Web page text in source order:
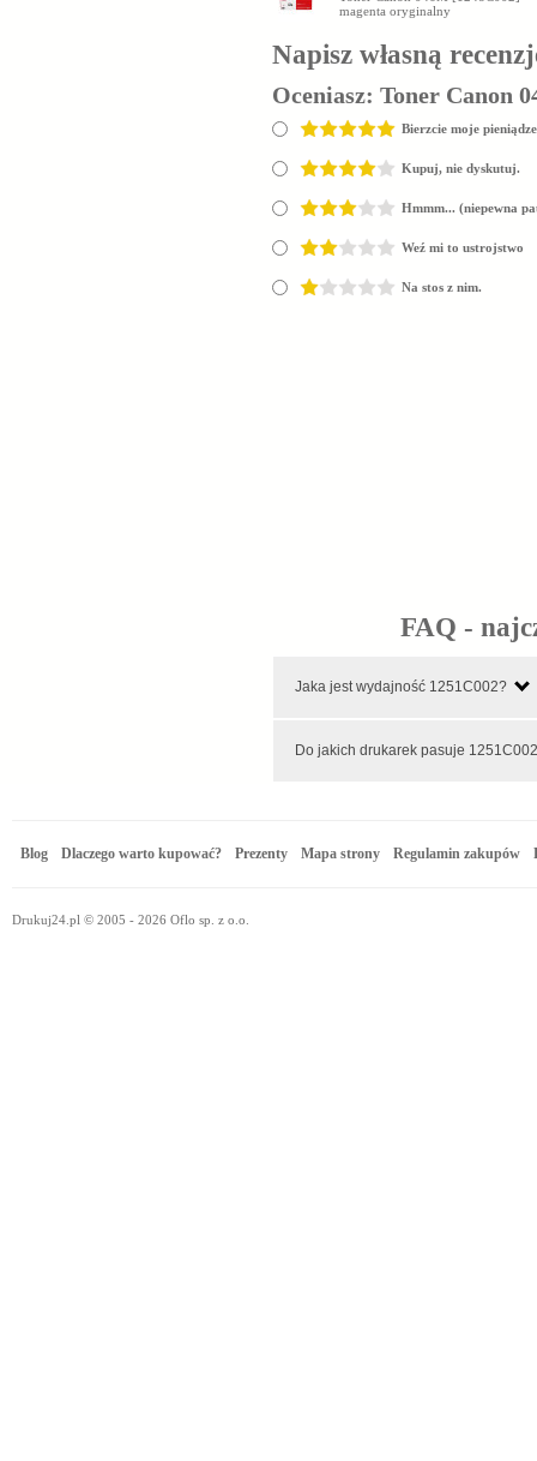
magenta oryginalny
Napisz własną
Oceniasz: Toner Canon
Bierzcie moje
Kupuj, nie dyskutuj.
Hmmm... (niepewna
Weź mi to ustrojstwo
Na stos z nim.
FAQ -
Jaka jest wydajność 1251C002?
Do jakich drukarek pasuje
Blog Dlaczego warto kupować? Prezenty Mapa strony Regulamin zakupów
Drukuj24.pl © 2005 - 2026 Oflo sp. z o.o.